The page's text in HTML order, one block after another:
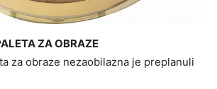
ZA OBRAZE
za obraze nezaobilazna je preplanuli